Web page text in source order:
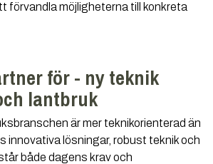
förvandla möjligheterna till konkreta
för - ny teknik
lantbruk
är mer teknikorienterad än
innovativa lösningar, robust teknik och
både dagens krav och